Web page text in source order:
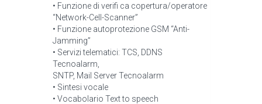
• Funzione di verifi ca copertura/operatore
“Network-Cell-Scanner”
• Funzione autoprotezione GSM “Anti-
Jamming”
• Servizi telematici: TCS, DDNS
Tecnoalarm,
SNTP, Mail Server Tecnoalarm
• Sintesi vocale
• Vocabolario Text to speech